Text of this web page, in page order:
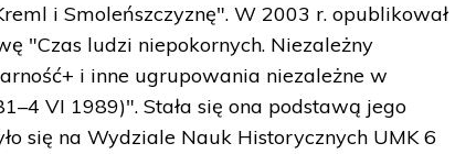
i Smoleńszczyznę". W 2003 r. opublikował
"Czas ludzi niepokornych. Niezależny
i inne ugrupowania niezależne w
VI 1989)". Stała się ona podstawą jego
się na Wydziale Nauk Historycznych UMK 6